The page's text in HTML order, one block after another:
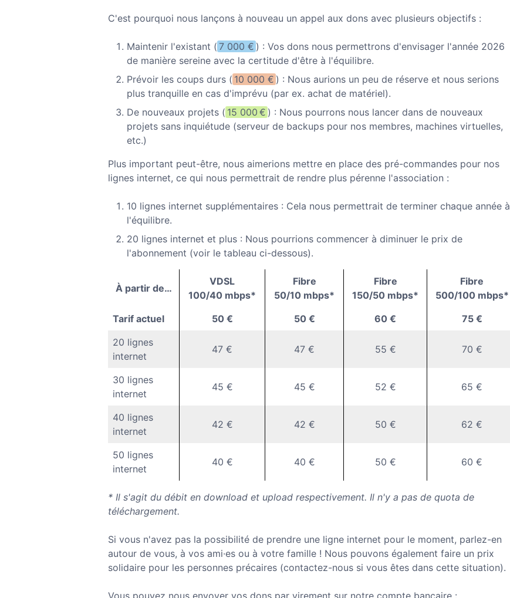
C'est pourquoi nous lançons à nouveau un appel aux dons avec plusieurs objectifs :
Maintenir l'existant ( 7 000 € ) : Vos dons nous permettrons d'envisager l'année 2026
de manière sereine avec la certitude d'être à l'équilibre.
Prévoir les coups durs ( 10 000 € ) : Nous aurions un peu de réserve et nous serions
plus tranquille en cas d'imprévu (par ex. achat de matériel).
De nouveaux projets ( 15 000 € ) : Nous pourrons nous lancer dans de nouveaux
projets sans inquiétude (serveur de backups pour nos membres, machines virtuelles,
etc.)
Plus important peut-être, nous aimerions mettre en place des pré-commandes pour nos
lignes internet, ce qui nous permettrait de rendre plus pérenne l'association :
10 lignes internet supplémentaires : Cela nous permettrait de terminer chaque année à
l'équilibre.
20 lignes internet et plus : Nous pourrions commencer à diminuer le prix de
l'abonnement (voir le tableau ci-dessous).
À partir de…
VDSL
100/40 mbps*
Fibre
50/10 mbps*
Fibre
150/50 mbps*
Fibre
500/100 mbps*
Tarif actuel
50 € 50 € 60 €
75 €
20 lignes
internet
47 € 47 € 55 € 70 €
30 lignes
internet
45 € 45 € 52 € 65 €
40 lignes
internet
42 € 42 € 50 € 62 €
50 lignes
internet
40 € 40 € 50 € 60 €
* Il s'agit du débit en download et upload respectivement. Il n'y a pas de quota de
téléchargement.
Si vous n'avez pas la possibilité de prendre une ligne internet pour le moment, parlez-en
autour de vous, à vos ami·es ou à votre famille ! Nous pouvons également faire un prix
solidaire pour les personnes précaires (contactez-nous si vous êtes dans cette situation).
Vous pouvez nous envoyer vos dons par virement sur notre compte bancaire :